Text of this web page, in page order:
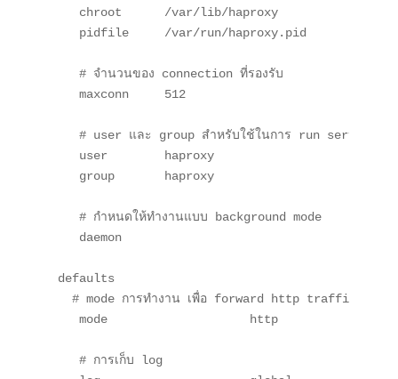
chroot      /var/lib/haproxy
pidfile     /var/run/haproxy.pid
# จำนวนของ connection ที่รองรับ
maxconn     512
# user และ group สำหรับใช้ในการ run service
user        haproxy
group       haproxy
# กำหนดให้ทำงานแบบ background mode
daemon
defaults
# mode การทำงาน เพื่อ forward http traffic
mode                    http
# การเก็บ log